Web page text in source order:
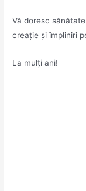
Vă doresc
creație și împliniri
La mulți ani!